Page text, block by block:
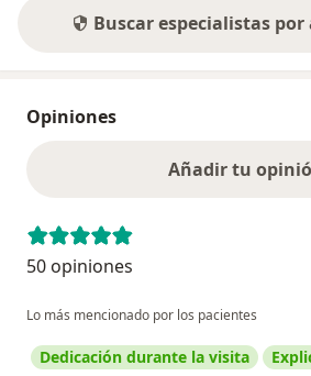
Buscar especialistas
Opiniones
Añadir tu
50 opiniones
Lo más mencionado por los pacientes
Dedicación durante la visita